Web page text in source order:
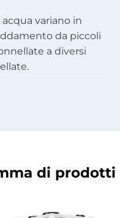
variano in
da piccoli
a diversi
di prodotti